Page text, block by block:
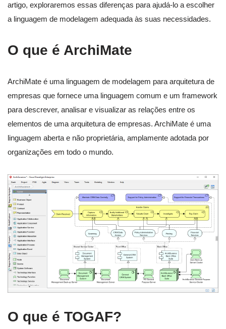
artigo, exploraremos essas diferenças para ajudá-lo a escolher
a linguagem de modelagem adequada às suas necessidades.
O que é ArchiMate
ArchiMate é uma linguagem de modelagem para arquitetura de
empresas que fornece uma linguagem comum e um framework
para descrever, analisar e visualizar as relações entre os
elementos de uma arquitetura de empresas. ArchiMate é uma
linguagem aberta e não proprietária, amplamente adotada por
organizações em todo o mundo.
O que é TOGAF?